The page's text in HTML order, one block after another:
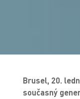
Brusel, 20.
současný